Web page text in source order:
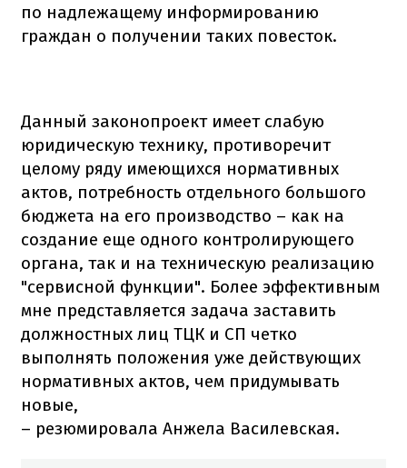
по надлежащему информированию
граждан о получении таких повесток.
Данный законопроект имеет слабую
юридическую технику, противоречит
целому ряду имеющихся нормативных
актов, потребность отдельного большого
бюджета на его производство – как на
создание еще одного контролирующего
органа, так и на техническую реализацию
"сервисной функции". Более эффективным
мне представляется задача заставить
должностных лиц ТЦК и СП четко
выполнять положения уже действующих
нормативных актов, чем придумывать
новые,
– резюмировала Анжела Василевская.